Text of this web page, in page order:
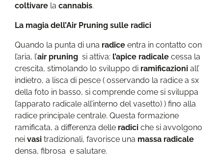
coltivare la cannabis.
La magia dell’Air Pruning sulle radici
Quando la punta di una radice entra in contatto con
l’aria, l’air pruning si attiva: l’apice radicale cessa la
crescita, stimolando lo sviluppo di ramificazioni all’
indietro, a lisca di pesce ( osservando la radice a sx
della foto in basso, si comprende come si sviluppa
l’apparato radicale all’interno del vasetto) ) fino alla
radice principale centrale. Questa formazione
ramificata, a differenza delle radici che si avvolgono
nei vasi tradizionali, favorisce una massa radicale
densa, fibrosa e salutare.